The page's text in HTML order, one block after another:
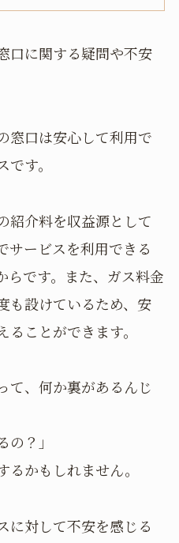
口に関する疑問や不安
窓口は安心して利用で
す。
紹介料を収益源として
サービスを利用できる
らです。また、ガス料金
も設けているため、安
ことができます。
て、何か裏があるんじ
の？」
るかもしれません。
に対して不安を感じる